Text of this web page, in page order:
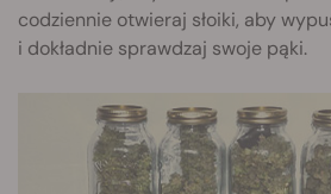
codziennie otwieraj słoiki, aby
i dokładnie sprawdzaj swoje pąki.